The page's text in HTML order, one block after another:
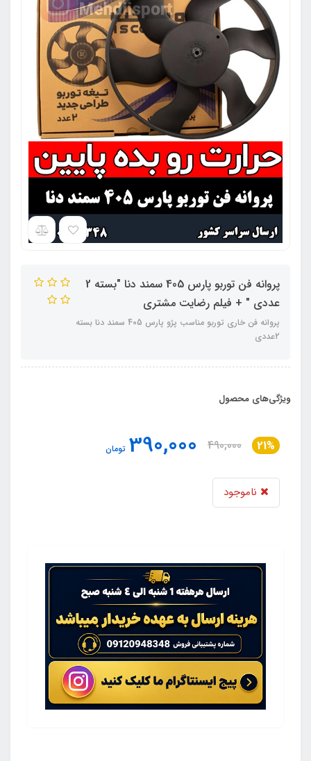
پروانه فن توربو پارس 405 سمند دنا "بسته 2
عددی " + فیلم رضایت مشتری
پروانه فن خاری توربو مناسب پژو پارس 405 سمند دنا بسته
2عددی
ویژگی‌های محصول
21%
490,000
390,000 تومان
ناموجود